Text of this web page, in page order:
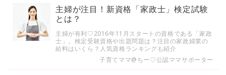
主婦が注目！新資格「家政士」検定試験
とは？
主婦が有利♡2016年11月スタートの資格である「家政
士」。検定受験資格や出題問題は？注目の家政婦業の
給料はいくら？人気資格ランキングも紹介
子育てママ@ちー♡公認ママサポーター